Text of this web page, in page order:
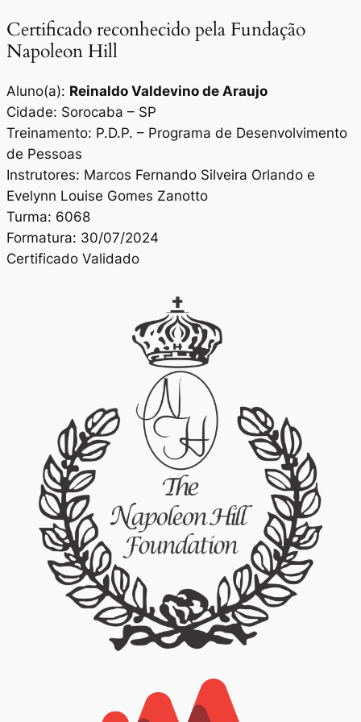
Certificado reconhecido pela Fundação
Napoleon Hill
Aluno(a): Reinaldo Valdevino de Araujo
Cidade: Sorocaba – SP
Treinamento: P.D.P. – Programa de Desenvolvimento
de Pessoas
Instrutores: Marcos Fernando Silveira Orlando e
Evelynn Louise Gomes Zanotto
Turma: 6068
Formatura: 30/07/2024
Certificado Validado